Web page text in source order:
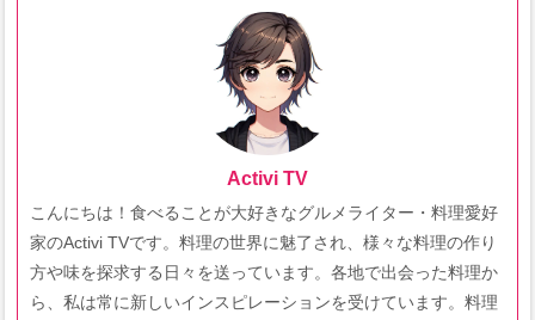
Activi TV
こんにちは！食べることが大好きなグルメライター・料理愛好
家のActivi TVです。料理の世界に魅了され、様々な料理の作り
方や味を探求する日々を送っています。各地で出会った料理か
ら、私は常に新しいインスピレーションを受けています。料理